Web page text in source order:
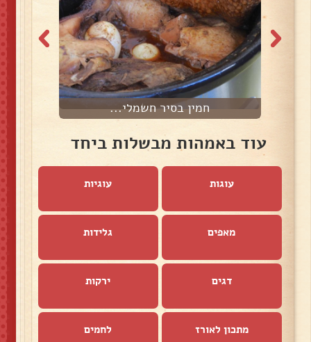
חמין בסיר חשמלי...
עוד באמהות מבשלות ביחד
עוגות עוגיות
מאפים גלידות
דגים ירקות
מתכון לאורז לחמים